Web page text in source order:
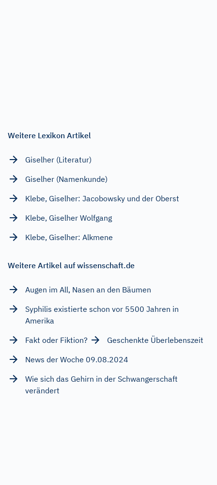
Weitere Lexikon Artikel
Giselher (Literatur)
Giselher (Namenkunde)
Klebe, Giselher: Jacobowsky und der Oberst
Klebe, Giselher Wolfgang
Klebe, Giselher: Alkmene
Weitere Artikel auf wissenschaft.de
Augen im All, Nasen an den Bäumen
Syphilis existierte schon vor 5500 Jahren in
Amerika
Fakt oder Fiktion?
Geschenkte Überlebenszeit
News der Woche 09.08.2024
Wie sich das Gehirn in der Schwangerschaft
verändert